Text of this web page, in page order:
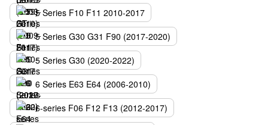
5 Series F10 F11 2010-2017
5 Series G30 G31 F90 (2017-2020)
5 Series G30 (2020-2022)
6 Series E63 E64 (2006-2010)
6-series F06 F12 F13 (2012-2017)